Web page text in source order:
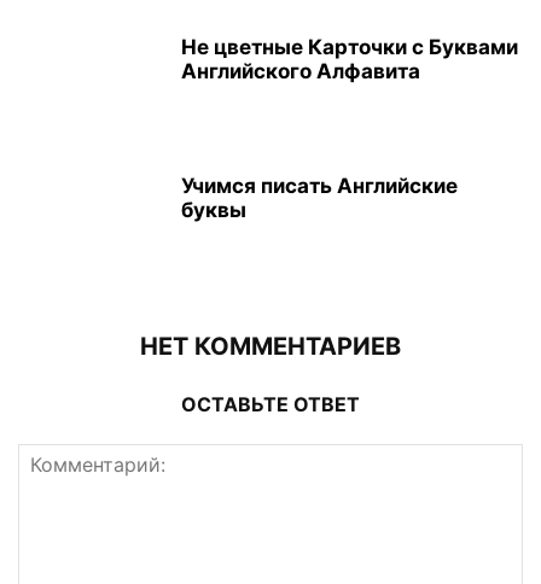
Не цветные Карточки с Буквами
Английского Алфавита
Учимся писать Английские
буквы
НЕТ КОММЕНТАРИЕВ
ОСТАВЬТЕ ОТВЕТ